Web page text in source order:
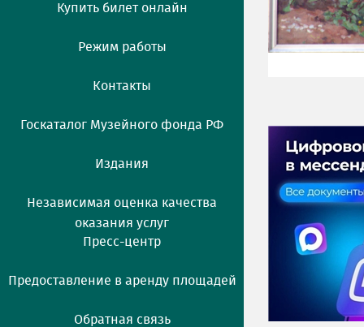
Купить билет онлайн
Режим работы
Контакты
Госкаталог Музейного фонда РФ
Издания
Независимая оценка качества
оказания услуг
Пресс-центр
Предоставление в аренду площадей
Обратная связь